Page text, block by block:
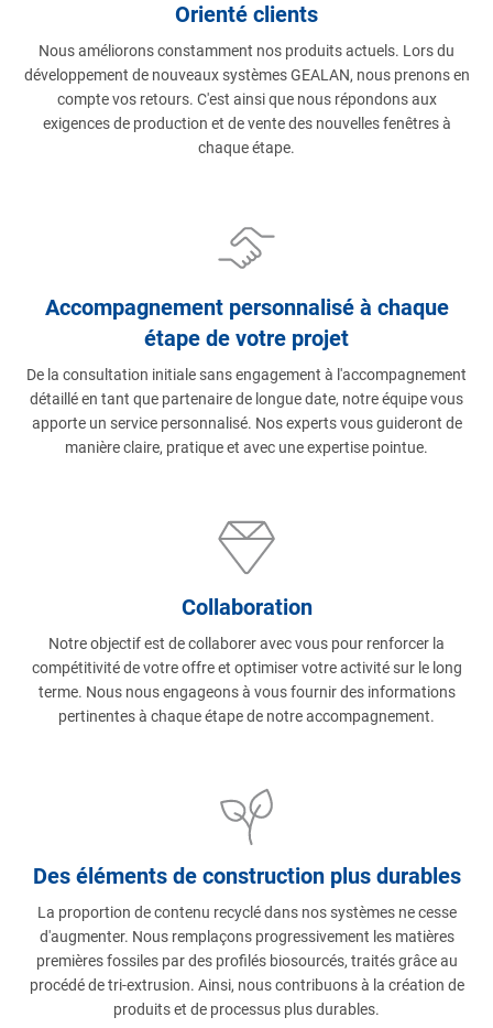
Orienté clients
Nous améliorons constamment nos produits actuels. Lors du
développement de nouveaux systèmes GEALAN, nous prenons en
compte vos retours. C'est ainsi que nous répondons aux
exigences de production et de vente des nouvelles fenêtres à
chaque étape.
Accompagnement personnalisé à chaque
étape de votre projet
De la consultation initiale sans engagement à l'accompagnement
détaillé en tant que partenaire de longue date, notre équipe vous
apporte un service personnalisé. Nos experts vous guideront de
manière claire, pratique et avec une expertise pointue.
Collaboration
Notre objectif est de collaborer avec vous pour renforcer la
compétitivité de votre offre et optimiser votre activité sur le long
terme. Nous nous engageons à vous fournir des informations
pertinentes à chaque étape de notre accompagnement.
Des éléments de construction plus durables
La proportion de contenu recyclé dans nos systèmes ne cesse
d'augmenter. Nous remplaçons progressivement les matières
premières fossiles par des profilés biosourcés, traités grâce au
procédé de tri-extrusion. Ainsi, nous contribuons à la création de
produits et de processus plus durables.